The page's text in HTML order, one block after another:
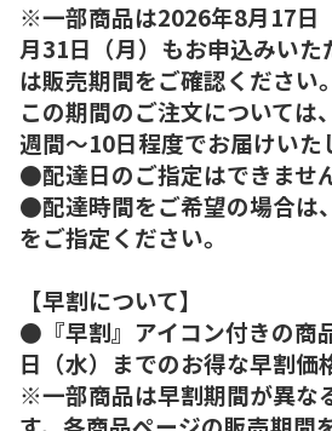
※一部商品は2026年8月17日
月31日（月）もお申込みいた
は販売期間をご確認ください
この期間のご注文については
週間～10日程度でお届けいた
●配達日のご指定はできませ
●配達時間をご希望の場合は
をご指定ください。
【早割について】
●『早割』アイコン付きの商
日（水）までのお得な早割価
※一部商品は早割期間が異な